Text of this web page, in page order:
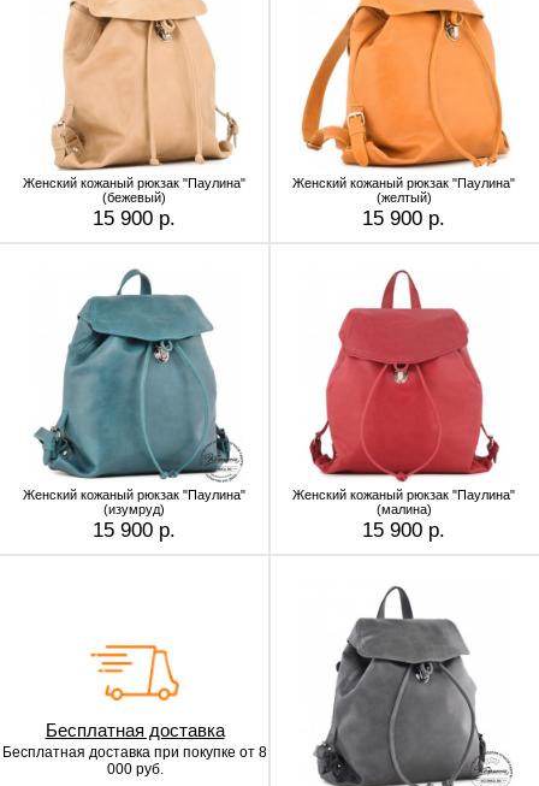
Женский кожаный рюкзак "Паулина"
(бежевый)
15 900 р.
Женский кожаный рюкзак "Паулина"
(желтый)
15 900 р.
Женский кожаный рюкзак "Паулина"
(изумруд)
15 900 р.
Женский кожаный рюкзак "Паулина"
(малина)
15 900 р.
Бесплатная доставка
Бесплатная доставка при покупке от 8
000 руб.